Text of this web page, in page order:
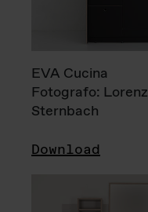
EVA Cucina
Fotografo: Lorenz
Sternbach
Download